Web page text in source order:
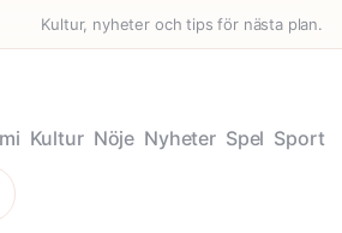
Kultur, nyheter och tips för nästa plan.
Kultur Nöje Nyheter Spel Sport